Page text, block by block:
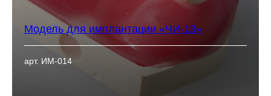
Модель для имплантации «ЧИ-13»
арт. ИМ-014